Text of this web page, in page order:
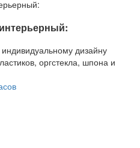
дизайну
оргстекла, шпона и